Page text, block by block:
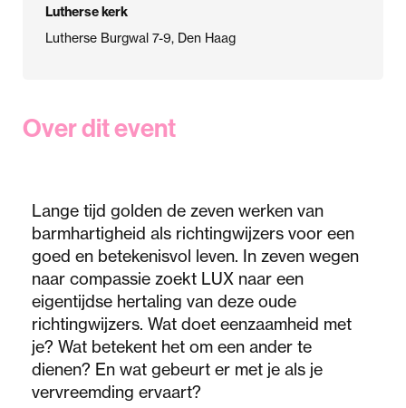
Lutherse kerk
Lutherse Burgwal 7-9, Den Haag
Over dit event
Lange tijd golden de zeven werken van
barmhartigheid als richtingwijzers voor een
goed en betekenisvol leven. In zeven wegen
naar compassie zoekt LUX naar een
eigentijdse hertaling van deze oude
richtingwijzers. Wat doet eenzaamheid met
je? Wat betekent het om een ander te
dienen? En wat gebeurt er met je als je
vervreemding ervaart?